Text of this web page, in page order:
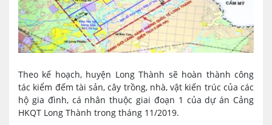
Theo kế hoạch, huyện Long Thành sẽ hoàn thành công
tác kiểm đếm tài sản, cây trồng, nhà, vật kiến trúc của các
hộ gia đình, cá nhân thuộc giai đoạn 1 của dự án Cảng
HKQT Long Thành trong tháng 11/2019.